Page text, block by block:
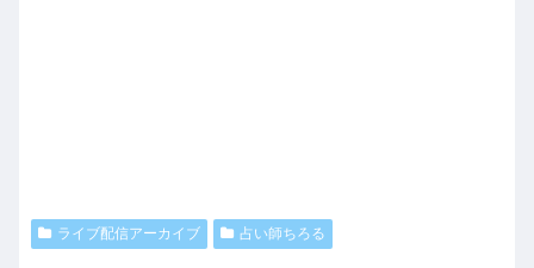
ライブ配信アーカイブ 占い師ちろる